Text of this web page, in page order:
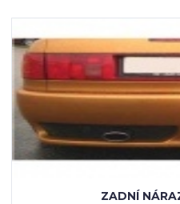
ZADNÍ NÁRAZNÍK AUDI 80